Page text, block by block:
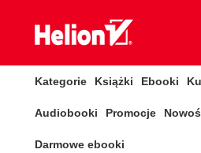
Kategorie Książki Ebooki
Audiobooki Promocje
Darmowe ebooki